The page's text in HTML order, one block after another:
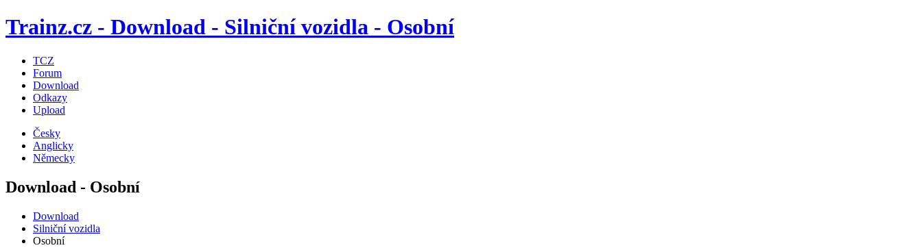
Trainz.cz - Download - Silniční vozidla - Osobní
TCZ
Forum
Download
Odkazy
Upload
Česky
Anglicky
Německy
Download - Osobní
Download
Silniční vozidla
Osobní